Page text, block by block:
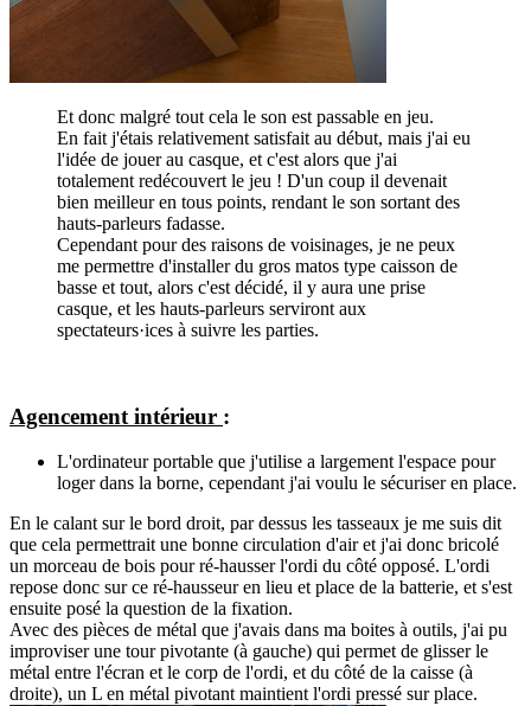
Et donc malgré tout cela le son est passable en jeu.
En fait j'étais relativement satisfait au début, mais j'ai eu
l'idée de jouer au casque, et c'est alors que j'ai
totalement redécouvert le jeu ! D'un coup il devenait
bien meilleur en tous points, rendant le son sortant des
hauts-parleurs fadasse.
Cependant pour des raisons de voisinages, je ne peux
me permettre d'installer du gros matos type caisson de
basse et tout, alors c'est décidé, il y aura une prise
casque, et les hauts-parleurs serviront aux
spectateurs·ices à suivre les parties.
Agencement intérieur :
L'ordinateur portable que j'utilise a largement l'espace pour
loger dans la borne, cependant j'ai voulu le sécuriser en place.
En le calant sur le bord droit, par dessus les tasseaux je me suis dit
que cela permettrait une bonne circulation d'air et j'ai donc bricolé
un morceau de bois pour ré-hausser l'ordi du côté opposé. L'ordi
repose donc sur ce ré-hausseur en lieu et place de la batterie, et s'est
ensuite posé la question de la fixation.
Avec des pièces de métal que j'avais dans ma boites à outils, j'ai pu
improviser une tour pivotante (à gauche) qui permet de glisser le
métal entre l'écran et le corp de l'ordi, et du côté de la caisse (à
droite), un L en métal pivotant maintient l'ordi pressé sur place.